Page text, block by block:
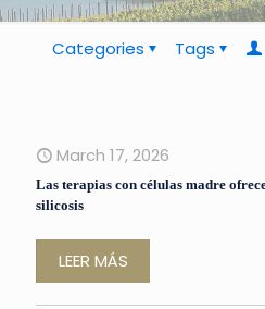
Categories Tags
March 17, 2026
Las terapias con células madre
silicosis
LEER MÁS